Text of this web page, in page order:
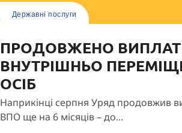
Державні послуги
ПРОДОВЖЕНО
ВНУТРІШНЬО
ОСІБ
Наприкінці серпня Уряд продовжив
ВПО ще на 6 місяців – до...